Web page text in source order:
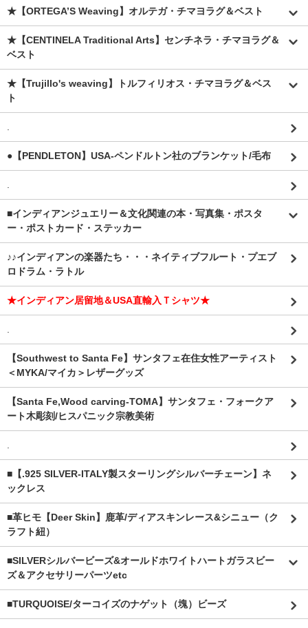
★【ORTEGA’S Weaving】オルテガ・チマヨラグ＆ベスト
★【CENTINELA Traditional Arts】センチネラ・チマヨラグ＆
ベスト
★【Trujillo's weaving】トルフィリオス・チマヨラグ＆ベス
ト
.
●【PENDLETON】USA-ペンドルトン社のブランケット/毛布
.
■インディアンジュエリー＆文化関連の本・写真集・ポスタ
ー・ポストカード・ステッカー
♪♪インディアンの楽器たち・・・ネイティブフルート・プエブ
ロドラム・ラトル
★インディアン居留地＆USA直輸入Ｔシャツ★
.
【Southwest to Santa Fe】サンタフェ在住女性アーティスト
＜MYKA/マイカ＞レザーグッズ
【Santa Fe,Wood carving-TOMA】サンタフェ・フォークア
ート木彫刻/ヒスパニック宗教美術
.
■【.925 SILVER-ITALY製スターリングシルバーチェーン】ネ
ックレス
■革ヒモ【Deer Skin】鹿革/ディアスキンレース&シニュー（ク
ラフト紐）
■SILVERシルバービーズ&オールドホワイトハートガラスビー
ズ＆アクセサリーパーツetc
■TURQUOISE/ターコイズのナゲット（塊）ビーズ